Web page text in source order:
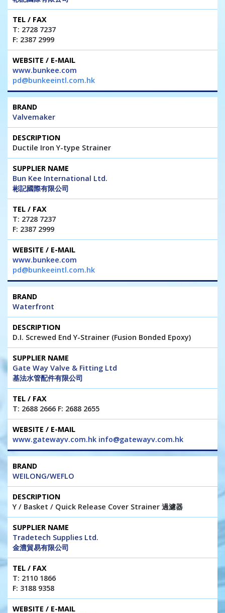
T: 2728 7237
F: 2387 2999
www.bunkee.com
pd@bunkeeintl.com.hk
Valvemaker
Ductile Iron Y-type Strainer
Bun Kee International Ltd.
彬記國際有限公司
T: 2728 7237
F: 2387 2999
www.bunkee.com
pd@bunkeeintl.com.hk
Waterfront
D.I. Screwed End Y-Strainer (Fusion Bonded Epoxy)
Gate Way Valve & Fitting Ltd
基法水管配件有限公司
T: 2688 2666 F: 2688 2655
www.gatewayv.com.hk info@gatewayv.com.hk
WEILONG/WEFLO
Y / Basket / Quick Release Cover Strainer 過濾器
Tradetech Supplies Ltd.
金澧貿易有限公司
T: 2110 1866
F: 3188 9358